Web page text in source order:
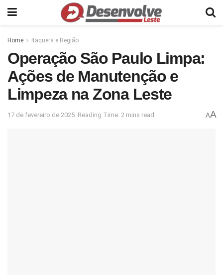
Home Itaquera e Região
Operação São Paulo Limpa:
Ações de Manutenção e
Limpeza na Zona Leste
17 de fevereiro de 2025 Reading Time: 2 mins read AA